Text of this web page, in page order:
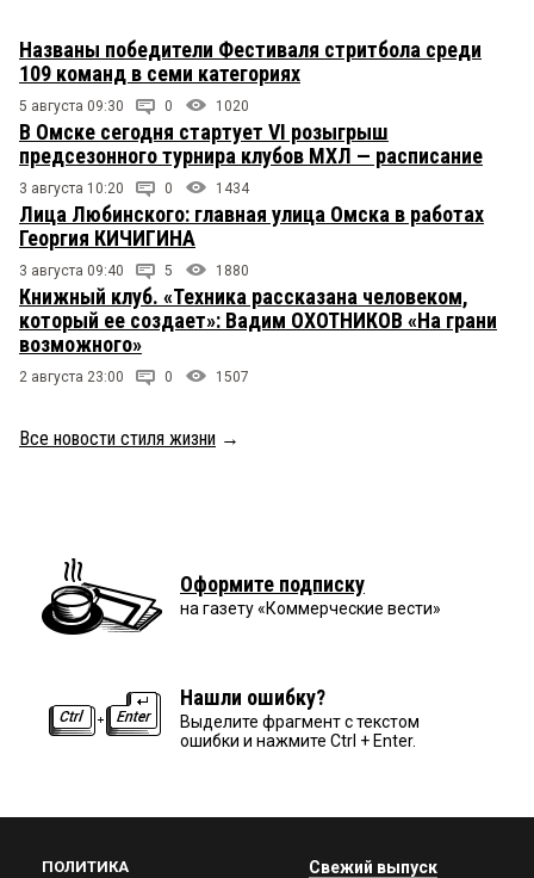
Названы победители Фестиваля стритбола среди
109 команд в семи категориях
5 августа 09:30 0 1020
В Омске сегодня стартует VI розыгрыш
предсезонного турнира клубов МХЛ — расписание
3 августа 10:20 0 1434
Лица Любинского: главная улица Омска в работах
Георгия КИЧИГИНА
3 августа 09:40 5 1880
Книжный клуб. «Техника рассказана человеком,
который ее создает»: Вадим ОХОТНИКОВ «На грани
возможного»
2 августа 23:00 0 1507
Все новости стиля жизни →
Оформите подписку
на газету «Коммерческие вести»
Нашли ошибку?
Выделите фрагмент с текстом
ошибки и нажмите Ctrl + Enter.
ПОЛИТИКА Свежий выпуск